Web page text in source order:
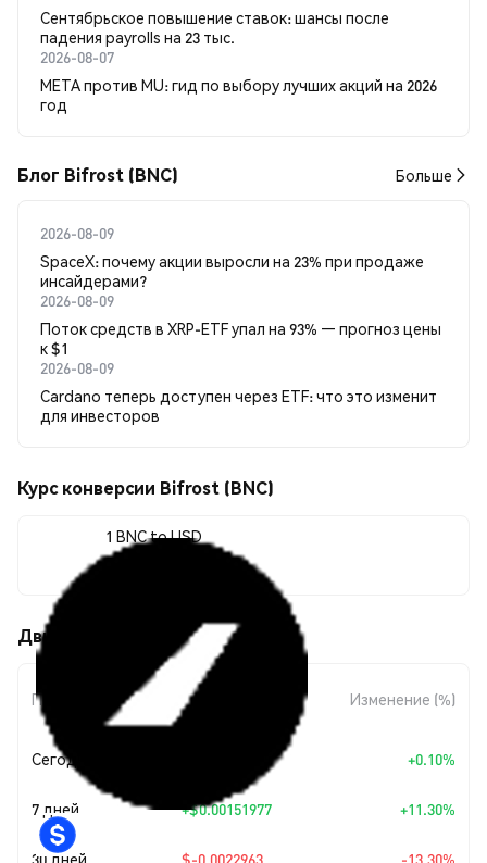
Сентябрьское повышение ставок: шансы после
падения payrolls на 23 тыс.
2026-08-07
META против MU: гид по выбору лучших акций на 2026
год
Блог Bifrost (BNC) Больше
2026-08-09
SpaceX: почему акции выросли на 23% при продаже
инсайдерами?
2026-08-09
Поток средств в XRP-ETF упал на 93% — прогноз цены
к $1
2026-08-09
Cardano теперь доступен через ETF: что это изменит
для инвесторов
Курс конверсии Bifrost (BNC)
1 BNC to USD
Движения цены Bifrost (BNC)
Период
Изменение
суммы
Изменение (%)
Сегодня +0.10%
7 дней +$0.00151977 +11.30%
30 дней $-0.0022963 -13.30%